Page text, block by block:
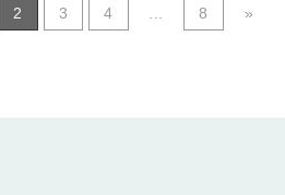
2 3 4 8 »